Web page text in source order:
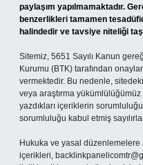
paylaşım yapılmamaktadır.
benzerlikleri tamamen
halindedir ve tavsiye niteliği
Sitemiz, 5651 Sayılı Kanun
Kurumu (BTK) tarafından
vermektedir. Bu nedenle,
veya araştırma
yazdıkları içeriklerin
sorumluluğu kabul etmiş
Hukuka ve yasal düzenlemelere
içerikleri,